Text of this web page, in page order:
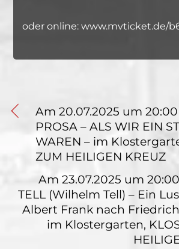
oder online: www.mvticket.de/
Am 20.07.2025 um
PROSA – ALS WIR EIN
WAREN – im
ZUM HEILIGEN KREUZ
Am 23.07.2025 um
TELL (Wilhelm Tell) – Ein
Albert Frank nach
im Klostergarten,